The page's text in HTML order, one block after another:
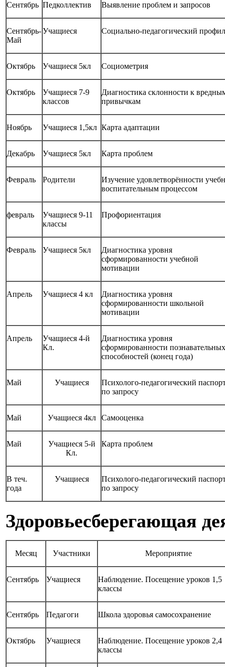
Сентябрь Педколлектив Выявление проблем и запросов
Сентябрь-
Май
Учащиеся Социально-педагогический
Октябрь Учащиеся 5кл Социометрия
Октябрь
Учащиеся 7-9
классов
Диагностика склонности к
привычкам
Ноябрь Учащиеся 1,5кл Карта адаптации
Декабрь Учащиеся 5кл Карта проблем
Февраль Родители
Изучение удовлетворённости
воспитательным процессом
февраль
Учащиеся 9-11
классы
Профориентация
Февраль Учащиеся 5кл
Диагностика уровня
сформированности учебной
мотивации
Апрель Учащиеся 4 кл
Диагностика уровня
сформированности школьной
мотивации
Апрель
Учащиеся 4-й
Кл.
Диагностика уровня
сформированности познавательных
способностей (конец года)
Май Учащиеся
Психолого-педагогический
по запросу
Май Учащиеся 4кл Самооценка
Май
Учащиеся 5-й
Кл.
Карта проблем
В теч.
года
Учащиеся
Психолого-педагогический
по запросу
Здоровьесберегающая
Месяц Участники Мероприятие
Сентябрь Учащиеся
Наблюдение. Посещение уроков 1,5
классы
Сентябрь Педагоги Школа здоровья самосохранение
Октябрь Учащиеся
Наблюдение. Посещение уроков 2,4
классы